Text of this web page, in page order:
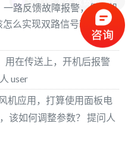
路反馈故障报警，但本机
么实现双路信号输出？提
用在传送上，开机后报警
user
机应用，打算使用面板电
该如何调整参数？ 提问人